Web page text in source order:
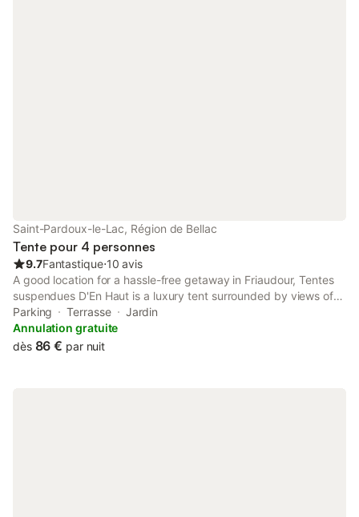
Saint-Pardoux-le-Lac, Région de Bellac
Tente pour 4 personnes
9.7Fantastique⋅10 avis
A good location for a hassle-free getaway in Friaudour, Tentes
suspendues D'En Haut is a luxury tent surrounded by views of
the lake. The property features a garden, terrace and parking
on-site among other facilities.
Parking Terrasse
Jardin
Annulation gratuite
dès 86 € par nuit